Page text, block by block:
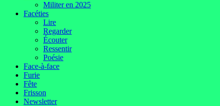
Militer en 2025
Facéties
Lire
Regarder
Écouter
Ressentir
Poésie
Face-à-face
Furie
Fête
Frisson
Newsletter